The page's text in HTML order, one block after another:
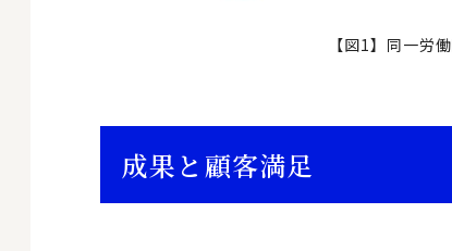
【図1】同一労
成果と顧客満足